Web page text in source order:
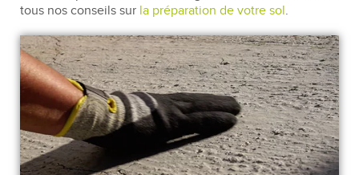
tous nos conseils sur la préparation de votre sol.